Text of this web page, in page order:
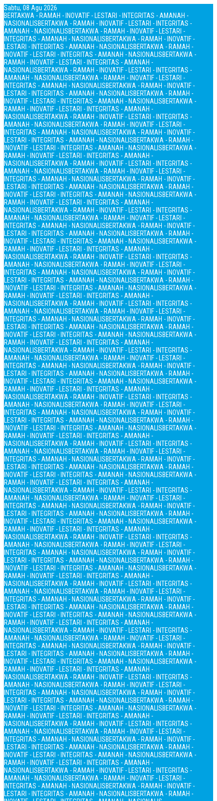
Sabtu, 08 Agu 2026
BERTAKWA - RAMAH - INOVATIF - LESTARI - INTEGRITAS - AMANAH -
NASIONALISBERTAKWA - RAMAH - INOVATIF - LESTARI - INTEGRITAS -
AMANAH - NASIONALISBERTAKWA - RAMAH - INOVATIF - LESTARI -
INTEGRITAS - AMANAH - NASIONALISBERTAKWA - RAMAH - INOVATIF -
LESTARI - INTEGRITAS - AMANAH - NASIONALISBERTAKWA - RAMAH -
INOVATIF - LESTARI - INTEGRITAS - AMANAH - NASIONALISBERTAKWA -
RAMAH - INOVATIF - LESTARI - INTEGRITAS - AMANAH -
NASIONALISBERTAKWA - RAMAH - INOVATIF - LESTARI - INTEGRITAS -
AMANAH - NASIONALISBERTAKWA - RAMAH - INOVATIF - LESTARI -
INTEGRITAS - AMANAH - NASIONALISBERTAKWA - RAMAH - INOVATIF -
LESTARI - INTEGRITAS - AMANAH - NASIONALISBERTAKWA - RAMAH -
INOVATIF - LESTARI - INTEGRITAS - AMANAH - NASIONALISBERTAKWA -
RAMAH - INOVATIF - LESTARI - INTEGRITAS - AMANAH -
NASIONALISBERTAKWA - RAMAH - INOVATIF - LESTARI - INTEGRITAS -
AMANAH - NASIONALISBERTAKWA - RAMAH - INOVATIF - LESTARI -
INTEGRITAS - AMANAH - NASIONALISBERTAKWA - RAMAH - INOVATIF -
LESTARI - INTEGRITAS - AMANAH - NASIONALISBERTAKWA - RAMAH -
INOVATIF - LESTARI - INTEGRITAS - AMANAH - NASIONALISBERTAKWA -
RAMAH - INOVATIF - LESTARI - INTEGRITAS - AMANAH -
NASIONALISBERTAKWA - RAMAH - INOVATIF - LESTARI - INTEGRITAS -
AMANAH - NASIONALISBERTAKWA - RAMAH - INOVATIF - LESTARI -
INTEGRITAS - AMANAH - NASIONALISBERTAKWA - RAMAH - INOVATIF -
LESTARI - INTEGRITAS - AMANAH - NASIONALISBERTAKWA - RAMAH -
INOVATIF - LESTARI - INTEGRITAS - AMANAH - NASIONALISBERTAKWA -
RAMAH - INOVATIF - LESTARI - INTEGRITAS - AMANAH -
NASIONALISBERTAKWA - RAMAH - INOVATIF - LESTARI - INTEGRITAS -
AMANAH - NASIONALISBERTAKWA - RAMAH - INOVATIF - LESTARI -
INTEGRITAS - AMANAH - NASIONALISBERTAKWA - RAMAH - INOVATIF -
LESTARI - INTEGRITAS - AMANAH - NASIONALISBERTAKWA - RAMAH -
INOVATIF - LESTARI - INTEGRITAS - AMANAH - NASIONALISBERTAKWA -
RAMAH - INOVATIF - LESTARI - INTEGRITAS - AMANAH -
NASIONALISBERTAKWA - RAMAH - INOVATIF - LESTARI - INTEGRITAS -
AMANAH - NASIONALISBERTAKWA - RAMAH - INOVATIF - LESTARI -
INTEGRITAS - AMANAH - NASIONALISBERTAKWA - RAMAH - INOVATIF -
LESTARI - INTEGRITAS - AMANAH - NASIONALISBERTAKWA - RAMAH -
INOVATIF - LESTARI - INTEGRITAS - AMANAH - NASIONALISBERTAKWA -
RAMAH - INOVATIF - LESTARI - INTEGRITAS - AMANAH -
NASIONALISBERTAKWA - RAMAH - INOVATIF - LESTARI - INTEGRITAS -
AMANAH - NASIONALISBERTAKWA - RAMAH - INOVATIF - LESTARI -
INTEGRITAS - AMANAH - NASIONALISBERTAKWA - RAMAH - INOVATIF -
LESTARI - INTEGRITAS - AMANAH - NASIONALISBERTAKWA - RAMAH -
INOVATIF - LESTARI - INTEGRITAS - AMANAH - NASIONALISBERTAKWA -
RAMAH - INOVATIF - LESTARI - INTEGRITAS - AMANAH -
NASIONALISBERTAKWA - RAMAH - INOVATIF - LESTARI - INTEGRITAS -
AMANAH - NASIONALISBERTAKWA - RAMAH - INOVATIF - LESTARI -
INTEGRITAS - AMANAH - NASIONALISBERTAKWA - RAMAH - INOVATIF -
LESTARI - INTEGRITAS - AMANAH - NASIONALISBERTAKWA - RAMAH -
INOVATIF - LESTARI - INTEGRITAS - AMANAH - NASIONALISBERTAKWA -
RAMAH - INOVATIF - LESTARI - INTEGRITAS - AMANAH -
NASIONALISBERTAKWA - RAMAH - INOVATIF - LESTARI - INTEGRITAS -
AMANAH - NASIONALISBERTAKWA - RAMAH - INOVATIF - LESTARI -
INTEGRITAS - AMANAH - NASIONALISBERTAKWA - RAMAH - INOVATIF -
LESTARI - INTEGRITAS - AMANAH - NASIONALISBERTAKWA - RAMAH -
INOVATIF - LESTARI - INTEGRITAS - AMANAH - NASIONALISBERTAKWA -
RAMAH - INOVATIF - LESTARI - INTEGRITAS - AMANAH -
NASIONALISBERTAKWA - RAMAH - INOVATIF - LESTARI - INTEGRITAS -
AMANAH - NASIONALISBERTAKWA - RAMAH - INOVATIF - LESTARI -
INTEGRITAS - AMANAH - NASIONALISBERTAKWA - RAMAH - INOVATIF -
LESTARI - INTEGRITAS - AMANAH - NASIONALISBERTAKWA - RAMAH -
INOVATIF - LESTARI - INTEGRITAS - AMANAH - NASIONALISBERTAKWA -
RAMAH - INOVATIF - LESTARI - INTEGRITAS - AMANAH -
NASIONALISBERTAKWA - RAMAH - INOVATIF - LESTARI - INTEGRITAS -
AMANAH - NASIONALISBERTAKWA - RAMAH - INOVATIF - LESTARI -
INTEGRITAS - AMANAH - NASIONALISBERTAKWA - RAMAH - INOVATIF -
LESTARI - INTEGRITAS - AMANAH - NASIONALISBERTAKWA - RAMAH -
INOVATIF - LESTARI - INTEGRITAS - AMANAH - NASIONALISBERTAKWA -
RAMAH - INOVATIF - LESTARI - INTEGRITAS - AMANAH -
NASIONALISBERTAKWA - RAMAH - INOVATIF - LESTARI - INTEGRITAS -
AMANAH - NASIONALISBERTAKWA - RAMAH - INOVATIF - LESTARI -
INTEGRITAS - AMANAH - NASIONALISBERTAKWA - RAMAH - INOVATIF -
LESTARI - INTEGRITAS - AMANAH - NASIONALISBERTAKWA - RAMAH -
INOVATIF - LESTARI - INTEGRITAS - AMANAH - NASIONALISBERTAKWA -
RAMAH - INOVATIF - LESTARI - INTEGRITAS - AMANAH -
NASIONALISBERTAKWA - RAMAH - INOVATIF - LESTARI - INTEGRITAS -
AMANAH - NASIONALISBERTAKWA - RAMAH - INOVATIF - LESTARI -
INTEGRITAS - AMANAH - NASIONALISBERTAKWA - RAMAH - INOVATIF -
LESTARI - INTEGRITAS - AMANAH - NASIONALISBERTAKWA - RAMAH -
INOVATIF - LESTARI - INTEGRITAS - AMANAH - NASIONALISBERTAKWA -
RAMAH - INOVATIF - LESTARI - INTEGRITAS - AMANAH -
NASIONALISBERTAKWA - RAMAH - INOVATIF - LESTARI - INTEGRITAS -
AMANAH - NASIONALISBERTAKWA - RAMAH - INOVATIF - LESTARI -
INTEGRITAS - AMANAH - NASIONALISBERTAKWA - RAMAH - INOVATIF -
LESTARI - INTEGRITAS - AMANAH - NASIONALISBERTAKWA - RAMAH -
INOVATIF - LESTARI - INTEGRITAS - AMANAH - NASIONALISBERTAKWA -
RAMAH - INOVATIF - LESTARI - INTEGRITAS - AMANAH -
NASIONALISBERTAKWA - RAMAH - INOVATIF - LESTARI - INTEGRITAS -
AMANAH - NASIONALISBERTAKWA - RAMAH - INOVATIF - LESTARI -
INTEGRITAS - AMANAH - NASIONALISBERTAKWA - RAMAH - INOVATIF -
LESTARI - INTEGRITAS - AMANAH - NASIONALISBERTAKWA - RAMAH -
INOVATIF - LESTARI - INTEGRITAS - AMANAH - NASIONALISBERTAKWA -
RAMAH - INOVATIF - LESTARI - INTEGRITAS - AMANAH -
NASIONALISBERTAKWA - RAMAH - INOVATIF - LESTARI - INTEGRITAS -
AMANAH - NASIONALISBERTAKWA - RAMAH - INOVATIF - LESTARI -
INTEGRITAS - AMANAH - NASIONALISBERTAKWA - RAMAH - INOVATIF -
LESTARI - INTEGRITAS - AMANAH - NASIONALISBERTAKWA - RAMAH -
INOVATIF - LESTARI - INTEGRITAS - AMANAH - NASIONALISBERTAKWA -
RAMAH - INOVATIF - LESTARI - INTEGRITAS - AMANAH -
NASIONALISBERTAKWA - RAMAH - INOVATIF - LESTARI - INTEGRITAS -
AMANAH - NASIONALISBERTAKWA - RAMAH - INOVATIF - LESTARI -
INTEGRITAS - AMANAH - NASIONALISBERTAKWA - RAMAH - INOVATIF -
LESTARI - INTEGRITAS - AMANAH - NASIONALISBERTAKWA - RAMAH -